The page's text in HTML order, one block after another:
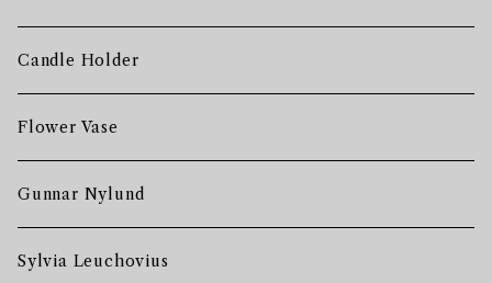
Candle Holder
Flower Vase
Gunnar Nylund
Sylvia Leuchovius